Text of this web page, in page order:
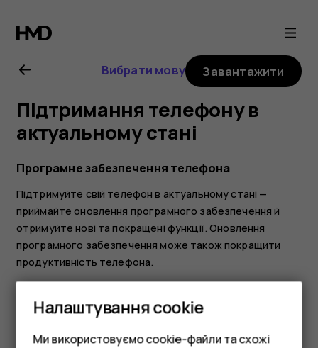
Посібник
користувача
Nokia
2.1
Вибрати мову Завантажити
Підтримання телефону в
актуальному стані
Програмне забезпечення телефона
Підтримуйте свій телефон в актуальному стані —
приймайте оновлення програмного забезпечення й
отримуйте нові та покращені функції. Оновлення
програмного забезпечення може також покращити
продуктивність телефона.
Налаштування cookie
Ми використовуємо cookie-файли та схожі